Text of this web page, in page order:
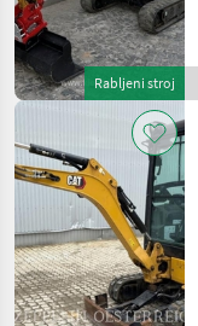
Gradbeni
Stroji
Mini
Bager
IZBERITE
KATEGORIJO
CAT
Takeuchi
Rabljeni stroj